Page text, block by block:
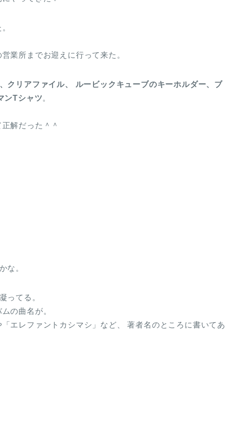
業所までお迎えに行って来た。
クリアファイル、 ルービックキューブのキーホルダー、ブ
ンTシャツ。
解だった＾＾
な。
ってる。
の曲名が。
エレファントカシマシ」など、 著者名のところに書いてあ